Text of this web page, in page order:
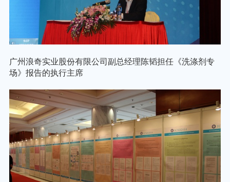
广州浪奇实业股份有限公司副总经理陈韬担任《洗涤剂专
场》报告的执行主席